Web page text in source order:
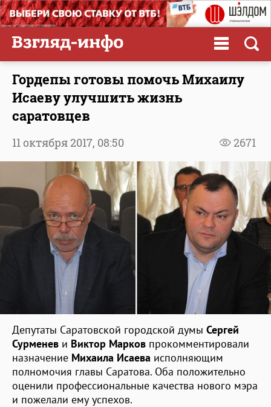
Гордепы готовы помочь Михаилу
Исаеву улучшить жизнь
саратовцев
2671
11 октября 2017, 08:50
Депутаты Саратовской городской думы Сергей
Сурменев и Виктор Марков прокомментировали
назначение Михаила Исаева исполняющим
полномочия главы Саратова. Оба положительно
оценили профессиональные качества нового мэра
и пожелали ему успехов.